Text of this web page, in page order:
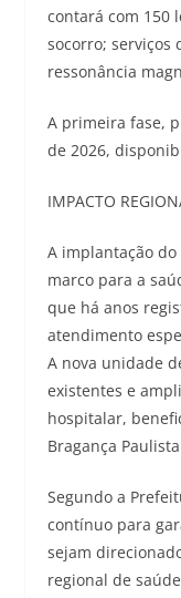
contará com 150
socorro; serviços
ressonância
A primeira fase,
de 2026,
IMPACTO
A implantação
marco para a
que há anos
atendimento
A nova unidade
existentes e
hospitalar,
Bragança
Segundo a
contínuo para
sejam
regional de